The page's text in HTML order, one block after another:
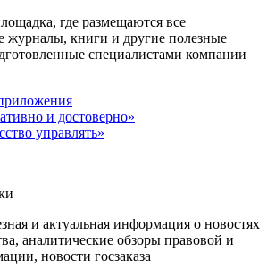
где размещаются все
журналы, книги и другие полезные
специалистами компании
и достоверно»
управлять»
и актуальная информация о новостях
аналитические обзоры правовой и
новости госзаказа